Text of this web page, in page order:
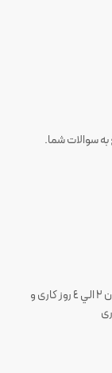
سوالات شما.
ارسال سفارش های تهران 1 الی 3 روز کاری و شهرستان ٢ الي ٤ روز کاری و